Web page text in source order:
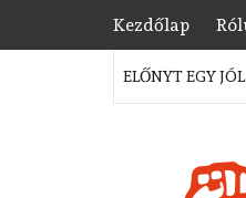
Kezdőlap
ELŐNYT EGY JÓL